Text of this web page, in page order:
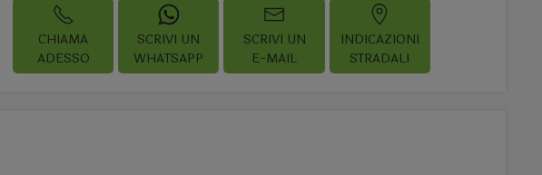
CHIAMA
ADESSO
SCRIVI UN
WHATSAPP
SCRIVI UN
E-MAIL
INDICAZIONI
STRADALI